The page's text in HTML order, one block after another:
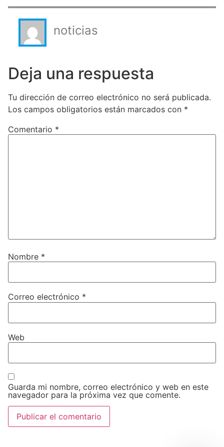
noticias
Deja una respuesta
Tu dirección de correo electrónico no será publicada.
Los campos obligatorios están marcados con *
Comentario *
Nombre *
Correo electrónico *
Web
Guarda mi nombre, correo electrónico y web en este
navegador para la próxima vez que comente.